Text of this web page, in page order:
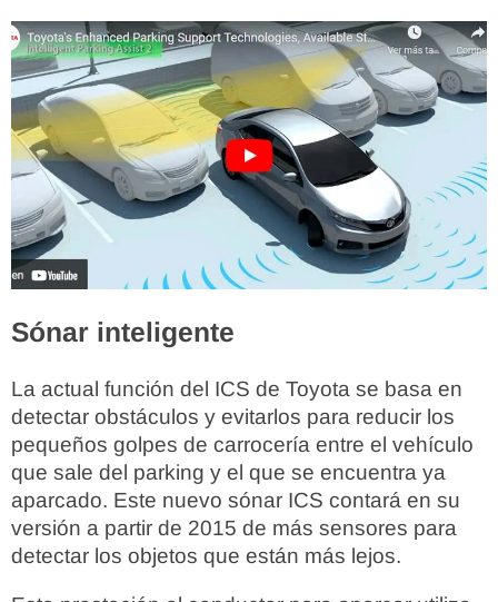
Sónar inteligente
La actual función del ICS de Toyota se basa en
detectar obstáculos y evitarlos para reducir los
pequeños golpes de carrocería entre el vehículo
que sale del parking y el que se encuentra ya
aparcado. Este nuevo sónar ICS contará en su
versión a partir de 2015 de más sensores para
detectar los objetos que están más lejos.